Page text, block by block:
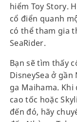
hiểm Toy Story.
cổ điển quanh
có thể tham gia
SeaRider.
Bạn sẽ tìm thấy
DisneySea ở gần
ga Maihama. Khi
cao tốc hoặc
đến đó, hãy